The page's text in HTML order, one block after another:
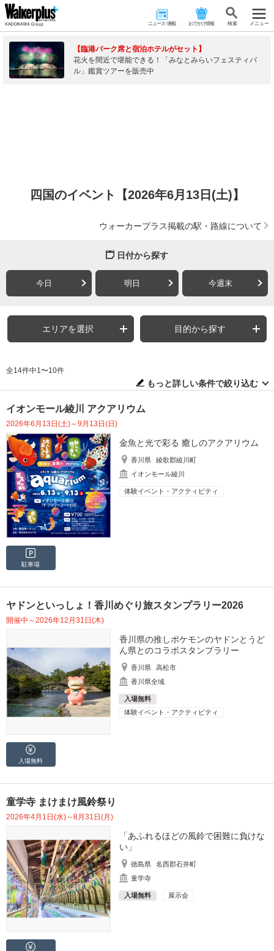
ニュース･連載 おでかけ情報 検 索 メニュー
【臨港パーク席と宿泊ホテルがセット】
花火を間近で堪能できる！「みなとみらいフェスティバ
ル」鑑賞ツアーを販売中
四国のイベント【2026年6月13日(土)】
ウォーカープラス掲載の駅・路線について
日付から探す
今日 明日 今週末
エリアを選択 目的から探す
全14件中1〜10件
もっと詳しい条件で絞り込む
イオンモール綾川 アクアリウム
2026年6月13日(土)～9月13日(日)
金魚と光で彩る 癒しのアクアリウム
香川県
綾歌郡綾川町
イオンモール綾川
体験イベント・アクティビティ
駐車場
ヤドンといっしょ！香川めぐり旅スタンプラリー2026
開催中～2026年12月31日(木)
香川県の推しポケモンのヤドンとうど
ん県とのコラボスタンプラリー
香川県
高松市
香川県全域
入場無料
体験イベント・アクティビティ
入場無料
童学寺 まけまけ風鈴祭り
2026年4月1日(水)～8月31日(月)
「あふれるほどの風鈴で困難に負けな
い」
徳島県
名西郡石井町
童学寺
入場無料 展示会